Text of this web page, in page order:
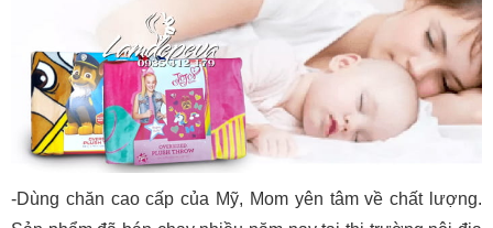
-Dùng chăn cao cấp của Mỹ, Mom yên tâm về chất lượng.